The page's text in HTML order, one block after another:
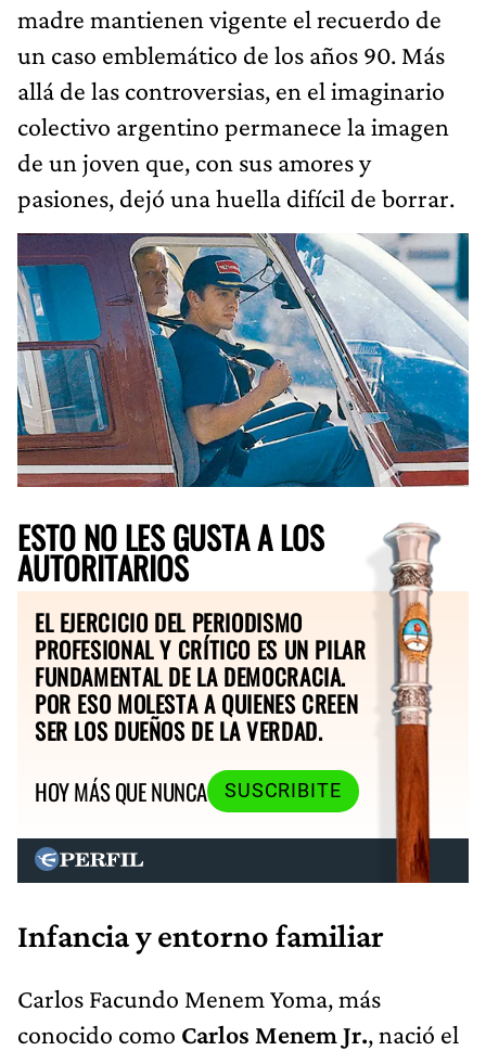
madre mantienen vigente el recuerdo de
un caso emblemático de los años 90. Más
allá de las controversias, en el imaginario
colectivo argentino permanece la imagen
de un joven que, con sus amores y
pasiones, dejó una huella difícil de borrar.
ESTO NO LES GUSTA A LOS
AUTORITARIOS
EL EJERCICIO DEL PERIODISMO
PROFESIONAL Y CRÍTICO ES UN PILAR
FUNDAMENTAL DE LA DEMOCRACIA.
POR ESO MOLESTA A QUIENES CREEN
SER LOS DUEÑOS DE LA VERDAD.
HOY MÁS QUE NUNCA
SUSCRIBITE
Infancia y entorno familiar
Carlos Facundo Menem Yoma, más
conocido como Carlos Menem Jr., nació el